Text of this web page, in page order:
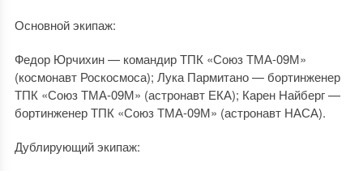
Основной экипаж:
Федор Юрчихин — командир ТПК «Союз ТМА-09М»
(космонавт Роскосмоса); Лука Пармитано — бортинженер
ТПК «Союз ТМА-09М» (астронавт ЕКА); Карен Найберг —
бортинженер ТПК «Союз ТМА-09М» (астронавт НАСА).
Дублирующий экипаж: